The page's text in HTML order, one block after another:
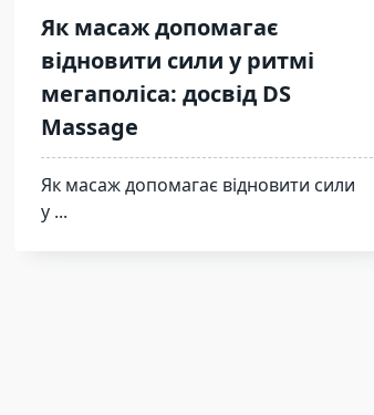
Як масаж допомагає
відновити сили у ритмі
мегаполіса: досвід DS
Massage
Як масаж допомагає відновити сили
у ...